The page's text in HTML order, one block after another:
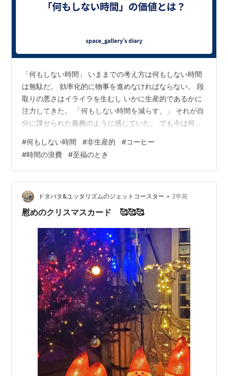
「何もしない時間」 いままでの考え方は何もしない時間
は無駄だ。 効率化的に物事を進めなければならない。 段
取りの悪さはイライラを生むし いかに生産的であるかに
注力してきた。 「何もしない時間を減らす。」 それが自
分に課せられた義務のように感じていた。 でも今は何も
に何もしない時間をつくることでその有意義さを 身にし
みて感じることができる。 信じられない人は体感してほ
しい。 「生産的なことをしなければならない」というシ
ガラミからの解放 こんな自分も必要なんだという自分自
身を受容する時間。 何もしない時間の浪費こそ最高の贅
沢なのかもしれない。 …
#何もしない時間 #非生産的 #コーヒー
#時間の浪費 #至福のとき
ドタバタ&ユッタリズムのジェットコースター • 2年前
慰めのクリスマスカード 🥰🥰🥰